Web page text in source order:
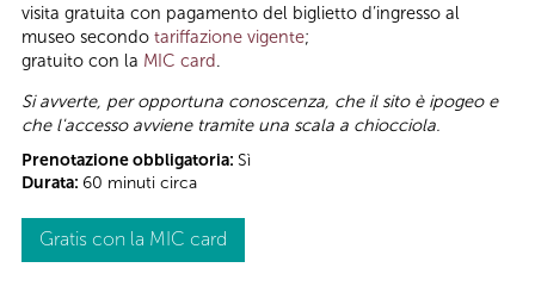
visita gratuita con pagamento del biglietto d’ingresso al
museo secondo tariffazione vigente;
gratuito con la MIC card.
Si avverte, per opportuna conoscenza, che il sito è ipogeo e
che l'accesso avviene tramite una scala a chiocciola.
Prenotazione obbligatoria: Sì
Durata: 60 minuti circa
Gratis con la MIC card